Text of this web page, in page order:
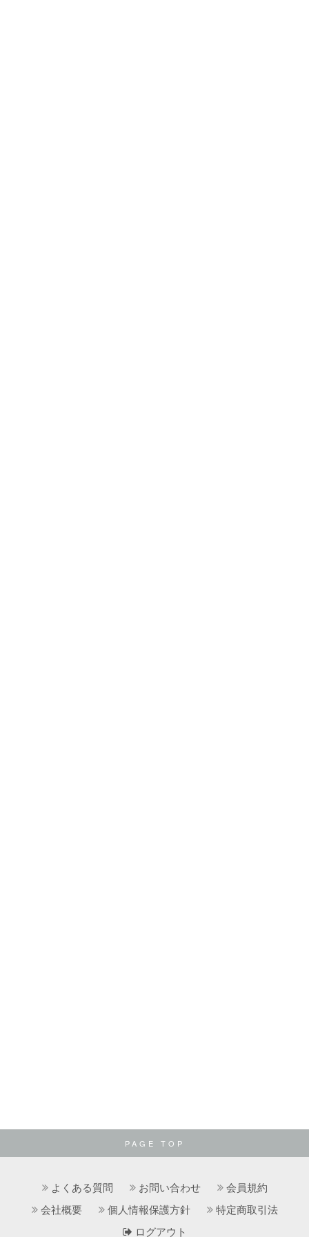
PAGE TOP
よくある質問 お問い合わせ
会員規約
会社概要
個人情報保護方針
特定商取引法
ログアウト